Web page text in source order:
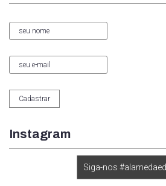
Instagram
Siga-nos